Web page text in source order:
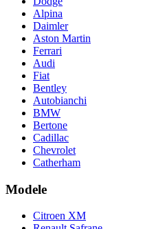
Alpina
Daimler
Aston Martin
Ferrari
Audi
Fiat
Bentley
Autobianchi
BMW
Bertone
Cadillac
Chevrolet
Catherham
Modele
Citroen XM